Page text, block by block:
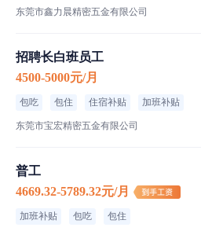
东莞市鑫力晨精密五金有限公司
招聘长白班员工
4500-5000元/月
包吃 包住 住宿补贴 加班补贴
东莞市宝宏精密五金有限公司
普工
4669.32-5789.32元/月
加班补贴 包吃 包住